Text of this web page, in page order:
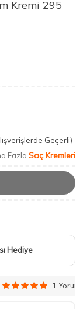
Kremi 295
Geçerli)
Fazla Saç Kremleri
Hediye
1 Yorum